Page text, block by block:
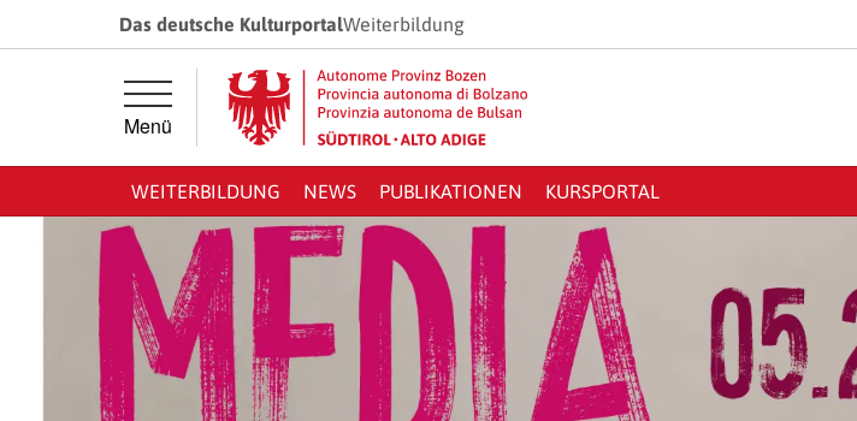
Springe direkt zur Hauptnavigation
Springe direkt zum InhaltDas deutsche KulturportalWeiterbildung
Menü
WEITERBILDUNG NEWS PUBLIKATIONEN KURSPORTAL